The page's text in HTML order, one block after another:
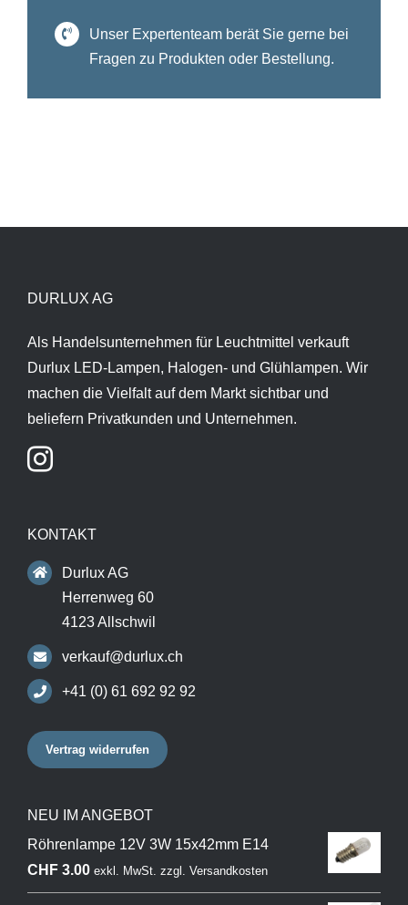
Unser Expertenteam berät Sie gerne bei
Fragen zu Produkten oder Bestellung.
DURLUX AG
Als Handelsunternehmen für Leuchtmittel verkauft
Durlux LED-Lampen, Halogen- und Glühlampen. Wir
machen die Vielfalt auf dem Markt sichtbar und
beliefern Privatkunden und Unternehmen.
KONTAKT
Durlux AG
Herrenweg 60
4123 Allschwil
verkauf@durlux.ch
+41 (0) 61 692 92 92
Vertrag widerrufen
NEU IM ANGEBOT
Röhrenlampe 12V 3W 15x42mm E14
CHF3.00 exkl. MwSt. zzgl. Versandkosten